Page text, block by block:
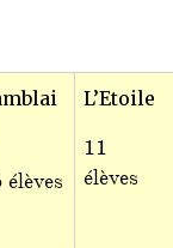
élèves
L’Etoile
11
élèves